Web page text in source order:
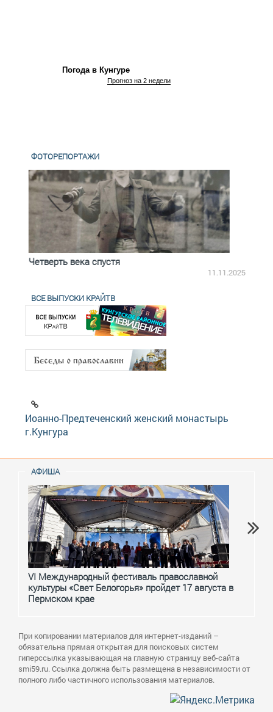
Погода в Кунгуре
Прогноз на 2 недели
ФОТОРЕПОРТАЖИ
Четверть века спустя
11.11.2025
ВСЕ ВЫПУСКИ КРАЙТВ
Иоанно-Предтеченский женский монастырь
г.Кунгура
АФИША
VI Международный фестиваль православной
культуры «Свет Белогорья» пройдет 17 августа в
Пермском крае
При копировании материалов для интернет-изданий –
обязательна прямая открытая для поисковых систем
гиперссылка указывающая на главную страницу веб-сайта
smi59.ru. Ссылка должна быть размещена в независимости от
полного либо частичного использования материалов.